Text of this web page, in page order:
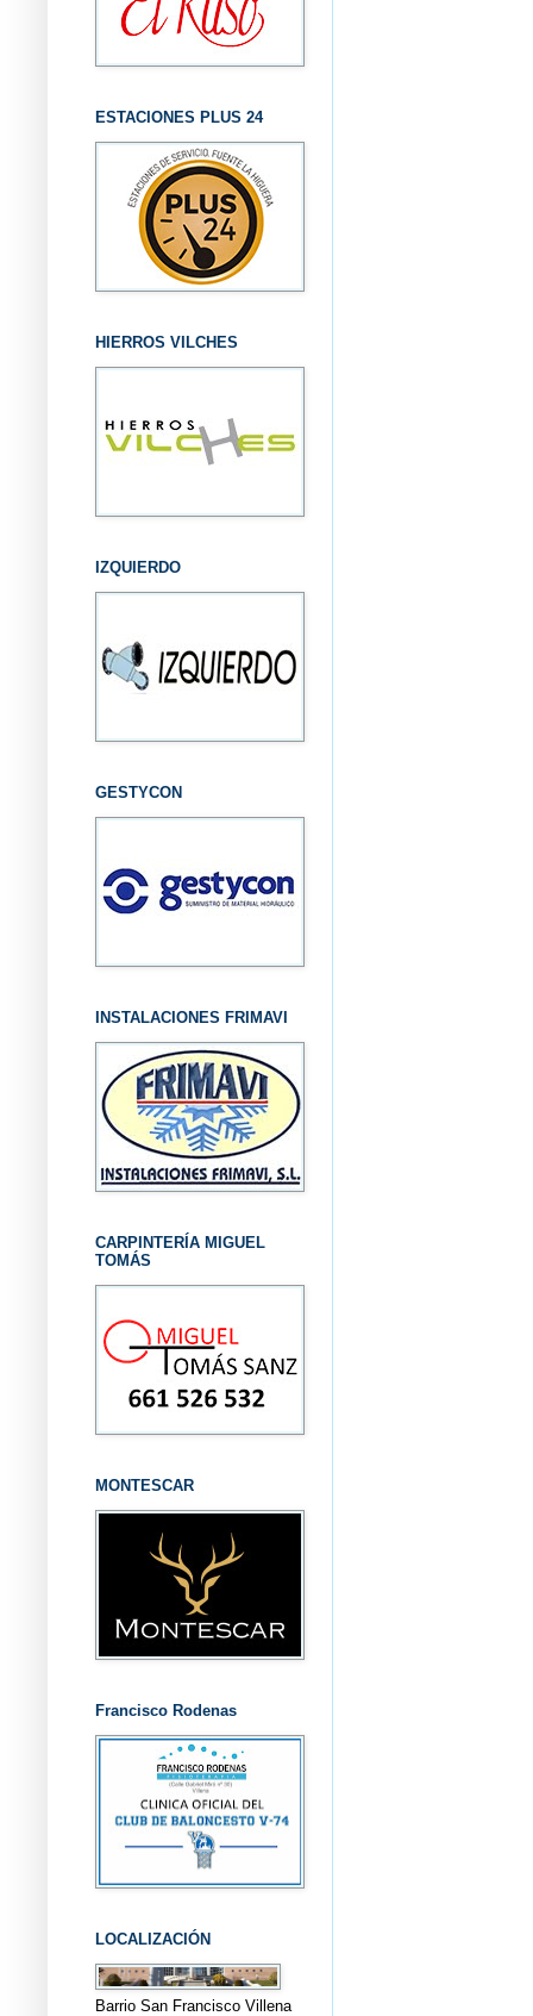
ESTACIONES PLUS 24
HIERROS VILCHES
IZQUIERDO
GESTYCON
INSTALACIONES FRIMAVI
CARPINTERÍA MIGUEL
TOMÁS
MONTESCAR
Francisco Rodenas
LOCALIZACIÓN
Barrio San Francisco Villena